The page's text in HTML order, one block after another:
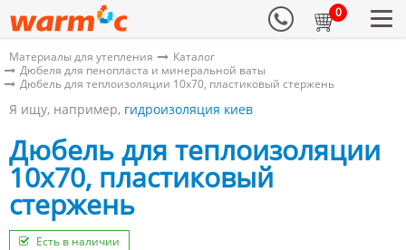
0
Материалы для утепления
Каталог
Дюбеля для пенопласта и минеральной ваты
Дюбель для теплоизоляции 10х70, пластиковый стержень
Я ищу, например, гидроизоляция киев
Дюбель для теплоизоляции
10х70, пластиковый
стержень
Есть в наличии